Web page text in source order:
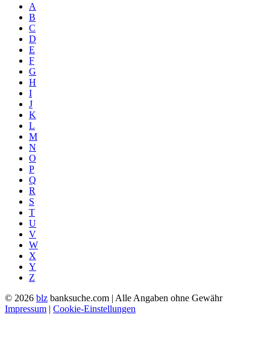
A
B
C
D
E
F
G
H
I
J
K
L
M
N
O
P
Q
R
S
T
U
V
W
X
Y
Z
© 2026 blz banksuche.com | Alle Angaben ohne Gewähr
Impressum | Cookie-Einstellungen